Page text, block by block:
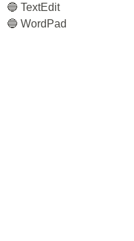
🔵 TextEdit
🔵 WordPad